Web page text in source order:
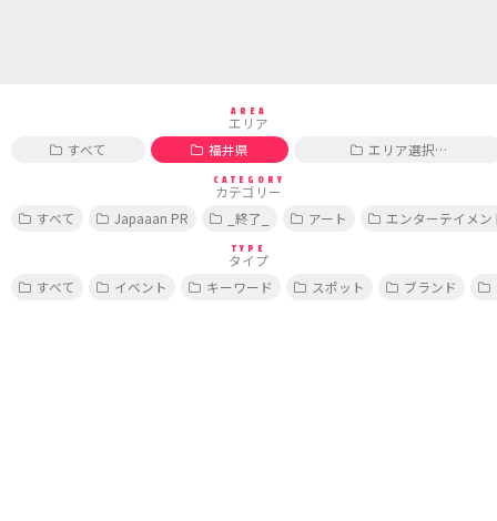
AREA
エリア
すべて
福井県 エリア選択…
CATEGORY
カテゴリー
すべて
Japaaan PR _終了_ アート エンターテイメン
TYPE
タイプ
すべて
イベント キーワード スポット ブランド